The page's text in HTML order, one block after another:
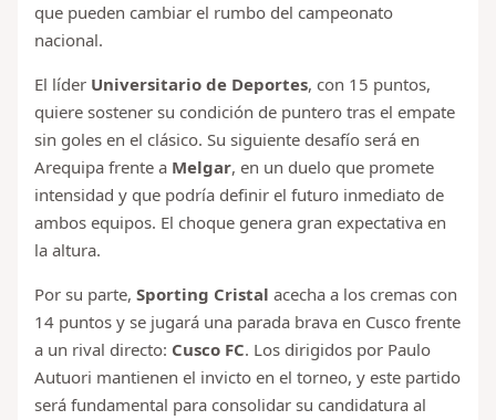
que pueden cambiar el rumbo del campeonato
nacional.
El líder Universitario de Deportes, con 15 puntos,
quiere sostener su condición de puntero tras el empate
sin goles en el clásico. Su siguiente desafío será en
Arequipa frente a Melgar, en un duelo que promete
intensidad y que podría definir el futuro inmediato de
ambos equipos. El choque genera gran expectativa en
la altura.
Por su parte,Sporting Cristal acecha a los cremas con
14 puntos y se jugará una parada brava en Cusco frente
a un rival directo: Cusco FC. Los dirigidos por Paulo
Autuori mantienen el invicto en el torneo, y este partido
será fundamental para consolidar su candidatura al